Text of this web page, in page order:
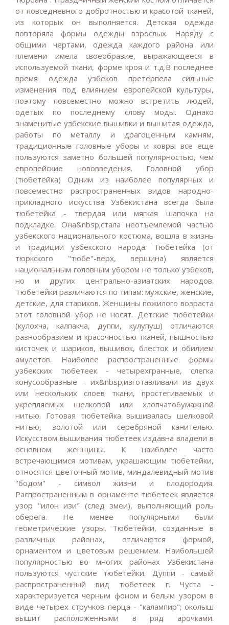
от повседневного добротностью и красотой тканей,
из которых он выполняется. Детская одежда
повторяла формы одежды взрослых. Наряду с
общими чертами, одежда каждого района или
племени имела своеобразие, выражающееся в
используемой ткани, форме кроя и т.д.В последнее
время одежда узбеков претерпела сильные
изменения под влиянием европейской культуры,
поэтому повсеместно можно встретить людей,
одетых по последнему слову моды. Однако
знаменитые узбекские вышивки и вышитая одежда,
работы по металлу и драгоценным камням,
традиционные головные уборы и ковры все еще
пользуются заметно большей популярностью, чем
европейские нововведения. Головной убор
(тюбетейка) Одним из наиболее популярных и
повсеместно распространенных видов народно-
прикладного искусства Узбекистана всегда была
тюбетейка - твердая или мягкая шапочка на
подкладке. Она&nbsp;стала неотъемлемой частью
узбекского национального костюма, вошла в жизнь
и традиции узбекского народа. Тюбетейка (от
тюркского "тюбе"-верх, вершина) является
национальным головным убором не только узбеков,
но и других центрально-азиатских народов.
Тюбетейки различаются по типам: мужские, женские,
детские, для стариков. Женщины пожилого возраста
этот головной убор не носят. Детские тюбетейки
(кулохча, калпакча, дуппи, кулупуш) отличаются
разнообразием и красочностью тканей, пышностью
кисточек и шариков, вышивок, блесток и обилием
амулетов. Наиболее распространенные формы
узбекских тюбетеек - четырехгранные, слегка
конусообразные - их&nbsp;изготавливали из двух
или нескольких слоев ткани, простегиваемых и
укрепляемых шелковой или хлопчатобумажной
нитью. Готовая тюбетейка вышивалась шелковой
нитью, золотой или серебряной канителью.
Искусством вышивания тюбетеек издавна владели в
основном женщины. К наиболее часто
встречающимся мотивам, украшающим тюбетейки,
относятся цветочный мотив, миндалевидный мотив
"бодом" - символ жизни и плодородия.
Распространенным в орнаменте тюбетеек является
узор "илон изи" (след змеи), выполняющий роль
оберега. Не менее популярными были
геометрические узоры. Тюбетейки, созданные в
различных районах, отличаются формой,
орнаментом и цветовым решением. Наибольшей
популярностью во многих районах Узбекистана
пользуются чустские тюбетейки. Дуппи - самый
распространенный вид тюбетеек г. Чуста -
характеризуется черным фоном и белым узором в
виде четырех стручков перца - "калампир"; околыш
вышит расположенными в ряд арочками.